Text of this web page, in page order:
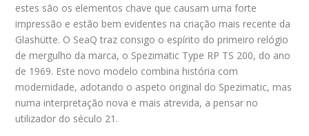
estes são os elementos chave que causam uma forte
impressão e estão bem evidentes na criação mais recente da
Glashütte. O SeaQ traz consigo o espírito do primeiro relógio
de mergulho da marca, o Spezimatic Type RP TS 200, do ano
de 1969. Este novo modelo combina história com
modernidade, adotando o aspeto original do Spezimatic, mas
numa interpretação nova e mais atrevida, a pensar no
utilizador do século 21.